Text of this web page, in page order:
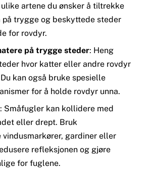
artene du ønsker å tiltrekke
på trygge og beskyttede steder
for rovdyr.
på trygge steder: Heng
hvor katter eller andre rovdyr
kan også bruke spesielle
for å holde rovdyr unna.
: Småfugler kan kollidere med
eller drept. Bruk
vindusmarkører, gardiner eller
refleksjonen og gjøre
for fuglene.